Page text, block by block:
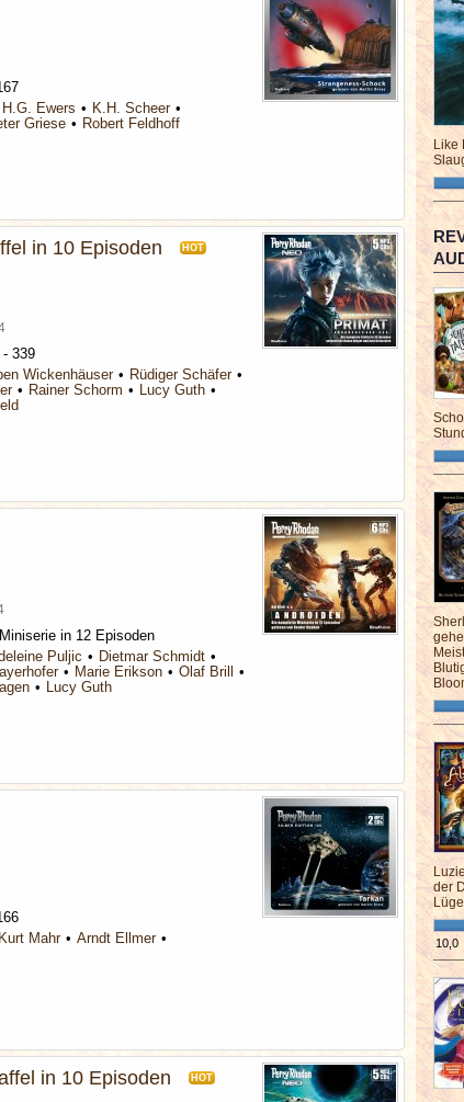
H.G. Ewers
K.H. Scheer
Griese
Robert Feldhoff
in 10 Episoden HOT
- 339
Wickenhäuser
Rüdiger Schäfer
Rainer Schorm
Lucy Guth
in 12 Episoden
Puljic
Dietmar Schmidt
Marie Erikson
Olaf Brill
Lucy Guth
Kurt Mahr
Arndt Ellmer
in 10 Episoden HOT
Like
der
10,0